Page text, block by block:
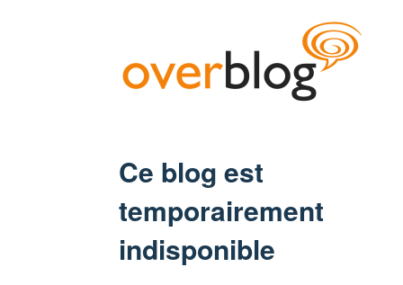
Ce blog est
temporairement
indisponible